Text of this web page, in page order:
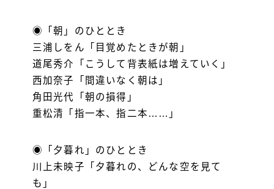
◉「朝」のひととき
三浦しをん「目覚めたときが朝」
道尾秀介「こうして背表紙は増えていく」
西加奈子「間違いなく朝は」
角田光代「朝の損得」
重松清「指一本、指二本……」
◉「夕暮れ」のひととき
川上未映子「夕暮れの、どんな空を見て
も」